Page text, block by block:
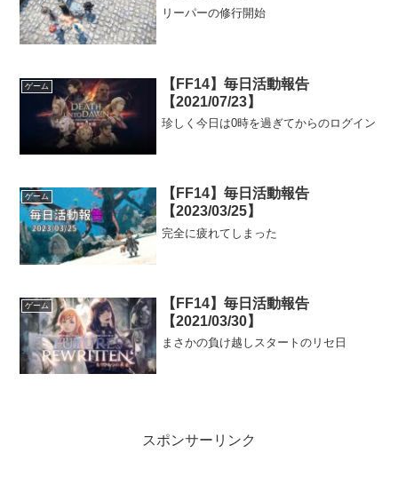
リーパーの修行開始
ゲーム
【FF14】毎日活動報告
【2021/07/23】
珍しく今日は0時を過ぎてからのログイン
ゲーム
【FF14】毎日活動報告
【2023/03/25】
完全に疲れてしまった
ゲーム
【FF14】毎日活動報告
【2021/03/30】
まさかの負け越しスタートのリセ日
スポンサーリンク